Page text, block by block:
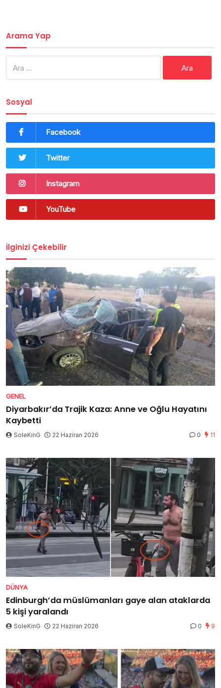
Arama Yap
Sosyal
Facebook
Twitter
Instagram
YouTube
İlginizi Çekebilir
GENEL
Diyarbakır’da Trajik Kaza: Anne ve Oğlu Hayatını
Kaybetti
SoleKinG 22 Haziran 2026 0 11
DÜNYA
Edinburgh’da müslümanları gaye alan ataklarda
5 kişi yaralandı
SoleKinG 22 Haziran 2026 0 9